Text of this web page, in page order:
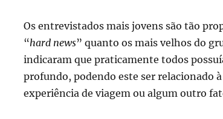
Os entrevistados mais jovens são tão
“hard news” quanto os mais velhos do
indicaram que praticamente todos
profundo, podendo este ser relacionado
experiência de viagem ou algum outro